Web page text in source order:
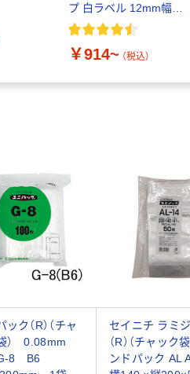
プ 白ラベル 12mm幅
（黒文字）
￥914~ （税込）
ク（R）（チャ
） 0.08mm
8 B6
セイニチ ラミ
（R）（チャック
ンドパック AL